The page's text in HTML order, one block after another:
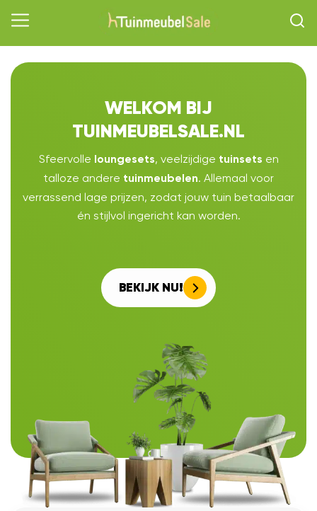
WELKOM BIJ
TUINMEUBELSALE.NL
Sfeervolle loungesets, veelzijdige tuinsets en
talloze andere tuinmeubelen. Allemaal voor
verrassend lage prijzen, zodat jouw tuin betaalbaar
én stijlvol ingericht kan worden.
BEKIJK NU!